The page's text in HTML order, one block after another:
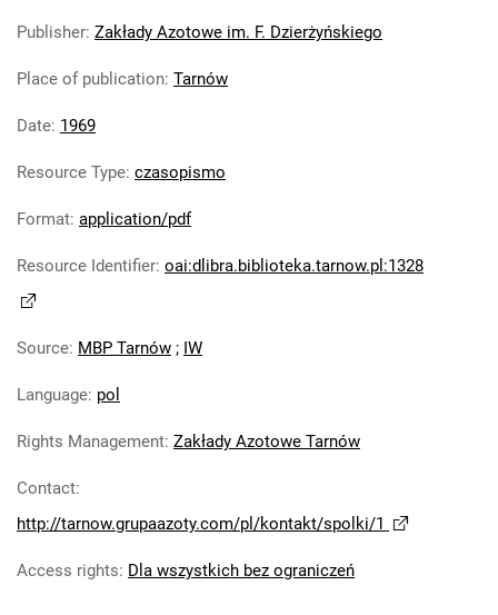
Feliksa Dzierżyńskiego. 1969, nr 7
Robotniczego Zakładów Azotowych im.
Robotniczego Zakładów Azotowych im.
Feliksa Dzierżyńskiego. 1969, nr 9
Robotniczego Zakładów Azotowych im.
Robotniczego Zakładów Azotowych im.
Feliksa Dzierżyńskiego. 1969, nr 11
Robotniczego Zakładów Azotowych im.
Robotniczego Zakładów Azotowych im.
Tarnowskie Azoty : Organ Samorządu
Publisher: Zakłady Azotowe im. F. Dzierżyńskiego
Place of publication: Tarnów
Date: 1969
Resource Type: czasopismo
Format: application/pdf
Resource Identifier: oai:dlibra.biblioteka.tarnow.pl:1328
Source: MBP Tarnów ; IW
Language: pol
Rights Management: Zakłady Azotowe Tarnów
Contact:
http://tarnow.grupaazoty.com/pl/kontakt/spolki/1
Access rights: Dla wszystkich bez ograniczeń